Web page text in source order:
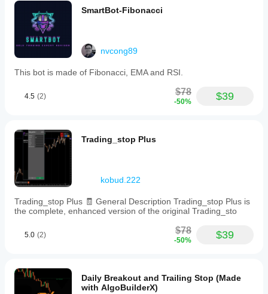
SmartBot-Fibonacci
nvcong89
This bot is made of Fibonacci, EMA and RSI.
4.5 (2) $78
-50% $39
Trading_stop Plus
kobud.222
Trading_stop Plus 🧾 General Description Trading_stop Plus is
the complete, enhanced version of the original Trading_sto
5.0 (2) $78
-50% $39
Daily Breakout and Trailing Stop (Made
with AlgoBuilderX)